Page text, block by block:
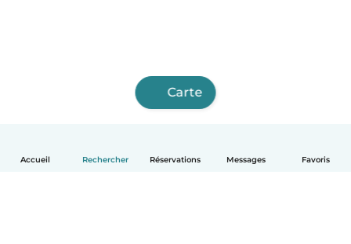
Accueil Rechercher Réservations Messages Favoris
Carte